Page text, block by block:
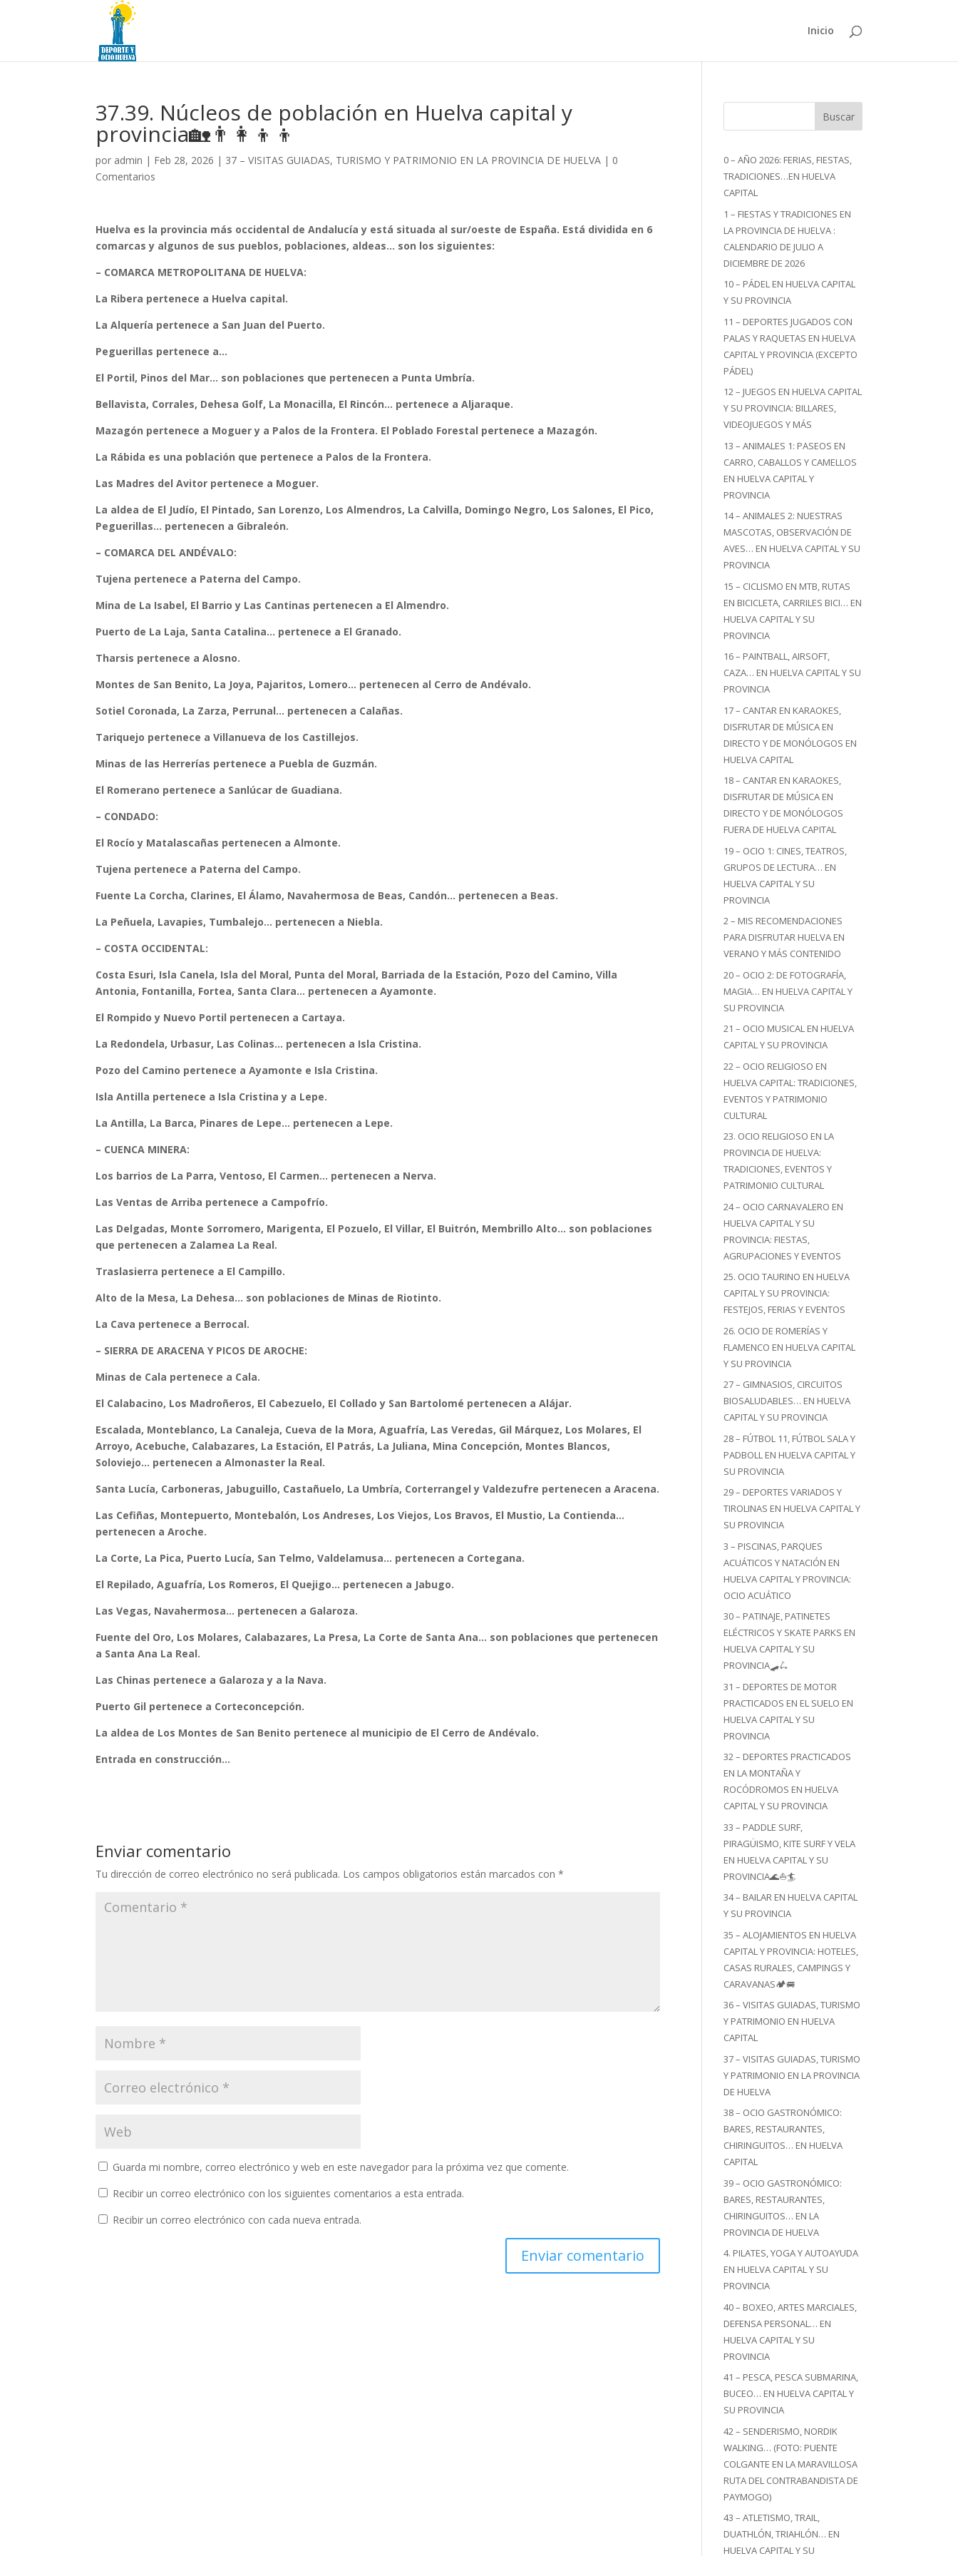
Inicio
37.39. Núcleos de población en Huelva capital y
provincia🏡👨‍👩‍👦‍👦
por admin | Feb 28, 2026 | 37 – VISITAS GUIADAS, TURISMO Y PATRIMONIO EN LA PROVINCIA DE HUELVA | 0
Comentarios
Huelva es la provincia más occidental de Andalucía y está situada al sur/oeste de España. Está dividida en 6
comarcas y algunos de sus pueblos, poblaciones, aldeas… son los siguientes:
– COMARCA METROPOLITANA DE HUELVA:
La Ribera pertenece a Huelva capital.
La Alquería pertenece a San Juan del Puerto.
Peguerillas pertenece a…
El Portil, Pinos del Mar… son poblaciones que pertenecen a Punta Umbría.
Bellavista, Corrales, Dehesa Golf, La Monacilla, El Rincón… pertenece a Aljaraque.
Mazagón pertenece a Moguer y a Palos de la Frontera. El Poblado Forestal pertenece a Mazagón.
La Rábida es una población que pertenece a Palos de la Frontera.
Las Madres del Avitor pertenece a Moguer.
La aldea de El Judío, El Pintado, San Lorenzo, Los Almendros, La Calvilla, Domingo Negro, Los Salones, El Pico,
Peguerillas… pertenecen a Gibraleón.
– COMARCA DEL ANDÉVALO:
Tujena pertenece a Paterna del Campo.
Mina de La Isabel, El Barrio y Las Cantinas pertenecen a El Almendro.
Puerto de La Laja, Santa Catalina… pertenece a El Granado.
Tharsis pertenece a Alosno.
Montes de San Benito, La Joya, Pajaritos, Lomero… pertenecen al Cerro de Andévalo.
Sotiel Coronada, La Zarza, Perrunal… pertenecen a Calañas.
Tariquejo pertenece a Villanueva de los Castillejos.
Minas de las Herrerías pertenece a Puebla de Guzmán.
El Romerano pertenece a Sanlúcar de Guadiana.
– CONDADO:
El Rocío y Matalascañas pertenecen a Almonte.
Tujena pertenece a Paterna del Campo.
Fuente La Corcha, Clarines, El Álamo, Navahermosa de Beas, Candón… pertenecen a Beas.
La Peñuela, Lavapies, Tumbalejo… pertenecen a Niebla.
– COSTA OCCIDENTAL:
Costa Esuri, Isla Canela, Isla del Moral, Punta del Moral, Barriada de la Estación, Pozo del Camino, Villa
Antonia, Fontanilla, Fortea, Santa Clara… pertenecen a Ayamonte.
El Rompido y Nuevo Portil pertenecen a Cartaya.
La Redondela, Urbasur, Las Colinas… pertenecen a Isla Cristina.
Pozo del Camino pertenece a Ayamonte e Isla Cristina.
Isla Antilla pertenece a Isla Cristina y a Lepe.
La Antilla, La Barca, Pinares de Lepe… pertenecen a Lepe.
– CUENCA MINERA:
Los barrios de La Parra, Ventoso, El Carmen… pertenecen a Nerva.
Las Ventas de Arriba pertenece a Campofrío.
Las Delgadas, Monte Sorromero, Marigenta, El Pozuelo, El Villar, El Buitrón, Membrillo Alto… son poblaciones
que pertenecen a Zalamea La Real.
Traslasierra pertenece a El Campillo.
Alto de la Mesa, La Dehesa… son poblaciones de Minas de Riotinto.
La Cava pertenece a Berrocal.
– SIERRA DE ARACENA Y PICOS DE AROCHE:
Minas de Cala pertenece a Cala.
El Calabacino, Los Madroñeros, El Cabezuelo, El Collado y San Bartolomé pertenecen a Alájar.
Escalada, Monteblanco, La Canaleja, Cueva de la Mora, Aguafría, Las Veredas, Gil Márquez, Los Molares, El
Arroyo, Acebuche, Calabazares, La Estación, El Patrás, La Juliana, Mina Concepción, Montes Blancos,
Soloviejo… pertenecen a Almonaster la Real.
Santa Lucía, Carboneras, Jabuguillo, Castañuelo, La Umbría, Corterrangel y Valdezufre pertenecen a Aracena.
Las Cefiñas, Montepuerto, Montebalón, Los Andreses, Los Viejos, Los Bravos, El Mustio, La Contienda…
pertenecen a Aroche.
La Corte, La Pica, Puerto Lucía, San Telmo, Valdelamusa… pertenecen a Cortegana.
El Repilado, Aguafría, Los Romeros, El Quejigo… pertenecen a Jabugo.
Las Vegas, Navahermosa… pertenecen a Galaroza.
Fuente del Oro, Los Molares, Calabazares, La Presa, La Corte de Santa Ana… son poblaciones que pertenecen
a Santa Ana La Real.
Las Chinas pertenece a Galaroza y a la Nava.
Puerto Gil pertenece a Corteconcepción.
La aldea de Los Montes de San Benito pertenece al municipio de El Cerro de Andévalo.
Entrada en construcción…
Enviar comentario
Tu dirección de correo electrónico no será publicada. Los campos obligatorios están marcados con*
Guarda mi nombre, correo electrónico y web en este navegador para la próxima vez que comente.
Recibir un correo electrónico con los siguientes comentarios a esta entrada.
Recibir un correo electrónico con cada nueva entrada.
Buscar
0 – AÑO 2026: FERIAS, FIESTAS,
TRADICIONES…EN HUELVA
CAPITAL
1 – FIESTAS Y TRADICIONES EN
LA PROVINCIA DE HUELVA :
CALENDARIO DE JULIO A
DICIEMBRE DE 2026
10 – PÁDEL EN HUELVA CAPITAL
Y SU PROVINCIA
11 – DEPORTES JUGADOS CON
PALAS Y RAQUETAS EN HUELVA
CAPITAL Y PROVINCIA (EXCEPTO
PÁDEL)
12 – JUEGOS EN HUELVA CAPITAL
Y SU PROVINCIA: BILLARES,
VIDEOJUEGOS Y MÁS
13 – ANIMALES 1: PASEOS EN
CARRO, CABALLOS Y CAMELLOS
EN HUELVA CAPITAL Y
PROVINCIA
14 – ANIMALES 2: NUESTRAS
MASCOTAS, OBSERVACIÓN DE
AVES… EN HUELVA CAPITAL Y SU
PROVINCIA
15 – CICLISMO EN MTB, RUTAS
EN BICICLETA, CARRILES BICI… EN
HUELVA CAPITAL Y SU
PROVINCIA
16 – PAINTBALL, AIRSOFT,
CAZA… EN HUELVA CAPITAL Y SU
PROVINCIA
17 – CANTAR EN KARAOKES,
DISFRUTAR DE MÚSICA EN
DIRECTO Y DE MONÓLOGOS EN
HUELVA CAPITAL
18 – CANTAR EN KARAOKES,
DISFRUTAR DE MÚSICA EN
DIRECTO Y DE MONÓLOGOS
FUERA DE HUELVA CAPITAL
19 – OCIO 1: CINES, TEATROS,
GRUPOS DE LECTURA… EN
HUELVA CAPITAL Y SU
PROVINCIA
2 – MIS RECOMENDACIONES
PARA DISFRUTAR HUELVA EN
VERANO Y MÁS CONTENIDO
20 – OCIO 2: DE FOTOGRAFÍA,
MAGIA… EN HUELVA CAPITAL Y
SU PROVINCIA
21 – OCIO MUSICAL EN HUELVA
CAPITAL Y SU PROVINCIA
22 – OCIO RELIGIOSO EN
HUELVA CAPITAL: TRADICIONES,
EVENTOS Y PATRIMONIO
CULTURAL
23. OCIO RELIGIOSO EN LA
PROVINCIA DE HUELVA:
TRADICIONES, EVENTOS Y
PATRIMONIO CULTURAL
24 – OCIO CARNAVALERO EN
HUELVA CAPITAL Y SU
PROVINCIA: FIESTAS,
AGRUPACIONES Y EVENTOS
25. OCIO TAURINO EN HUELVA
CAPITAL Y SU PROVINCIA:
FESTEJOS, FERIAS Y EVENTOS
26. OCIO DE ROMERÍAS Y
FLAMENCO EN HUELVA CAPITAL
Y SU PROVINCIA
27 – GIMNASIOS, CIRCUITOS
BIOSALUDABLES… EN HUELVA
CAPITAL Y SU PROVINCIA
28 – FÚTBOL 11, FÚTBOL SALA Y
PADBOLL EN HUELVA CAPITAL Y
SU PROVINCIA
29 – DEPORTES VARIADOS Y
TIROLINAS EN HUELVA CAPITAL Y
SU PROVINCIA
3 – PISCINAS, PARQUES
ACUÁTICOS Y NATACIÓN EN
HUELVA CAPITAL Y PROVINCIA:
OCIO ACUÁTICO
30 – PATINAJE, PATINETES
ELÉCTRICOS Y SKATE PARKS EN
HUELVA CAPITAL Y SU
PROVINCIA🛹🛴
31 – DEPORTES DE MOTOR
PRACTICADOS EN EL SUELO EN
HUELVA CAPITAL Y SU
PROVINCIA
32 – DEPORTES PRACTICADOS
EN LA MONTAÑA Y
ROCÓDROMOS EN HUELVA
CAPITAL Y SU PROVINCIA
33 – PADDLE SURF,
PIRAGÜISMO, KITE SURF Y VELA
EN HUELVA CAPITAL Y SU
PROVINCIA🌊⛵🏄
34 – BAILAR EN HUELVA CAPITAL
Y SU PROVINCIA
35 – ALOJAMIENTOS EN HUELVA
CAPITAL Y PROVINCIA: HOTELES,
CASAS RURALES, CAMPINGS Y
CARAVANAS🏕️🚐
36 – VISITAS GUIADAS, TURISMO
Y PATRIMONIO EN HUELVA
CAPITAL
37 – VISITAS GUIADAS, TURISMO
Y PATRIMONIO EN LA PROVINCIA
DE HUELVA
38 – OCIO GASTRONÓMICO:
BARES, RESTAURANTES,
CHIRINGUITOS… EN HUELVA
CAPITAL
39 – OCIO GASTRONÓMICO:
BARES, RESTAURANTES,
CHIRINGUITOS… EN LA
PROVINCIA DE HUELVA
4. PILATES, YOGA Y AUTOAYUDA
EN HUELVA CAPITAL Y SU
PROVINCIA
40 – BOXEO, ARTES MARCIALES,
DEFENSA PERSONAL… EN
HUELVA CAPITAL Y SU
PROVINCIA
41 – PESCA, PESCA SUBMARINA,
BUCEO… EN HUELVA CAPITAL Y
SU PROVINCIA
42 – SENDERISMO, NORDIK
WALKING… (FOTO: PUENTE
COLGANTE EN LA MARAVILLOSA
RUTA DEL CONTRABANDISTA DE
PAYMOGO)
43 – ATLETISMO, TRAIL,
DUATHLÓN, TRIAHLÓN… EN
HUELVA CAPITAL Y SU